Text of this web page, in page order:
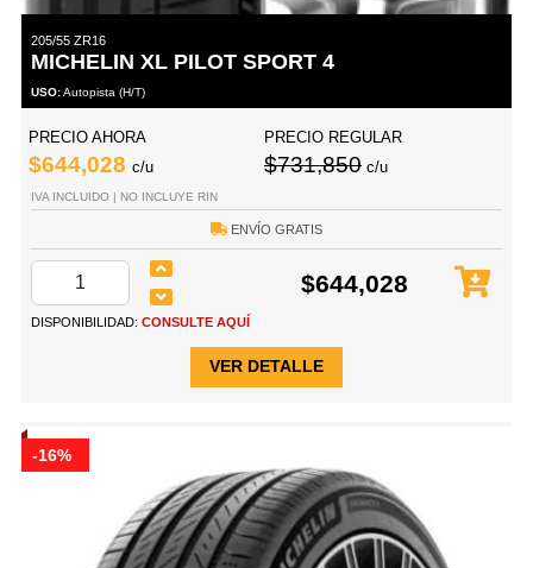
205/55 ZR16
MICHELIN XL PILOT SPORT 4
USO:Autopista (H/T)
PRECIO AHORA
$644,028 c/u
PRECIO REGULAR
$731,850 c/u
IVA INCLUIDO | NO INCLUYE RIN
ENVÍO GRATIS
$644,028
DISPONIBILIDAD: CONSULTE AQUÍ
VER DETALLE
-16%